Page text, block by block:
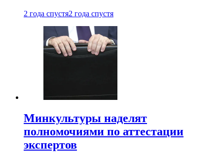
2 года спустя2 года спустя
Минкультуры наделят
полномочиями по аттестации
экспертов